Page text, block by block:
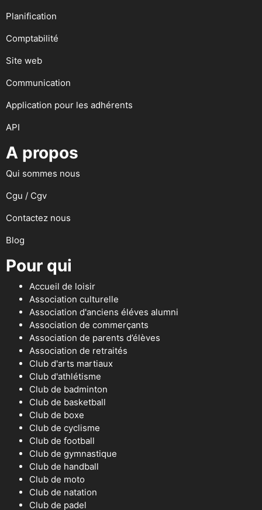
Planification
Comptabilité
Site web
Communication
Application pour les adhérents
API
A propos
Qui sommes nous
Cgu / Cgv
Contactez nous
Blog
Pour qui
Accueil de loisir
Association culturelle
Association d'anciens éléves alumni
Association de commerçants
Association de parents d’élèves
Association de retraités
Club d'arts martiaux
Club d'athlétisme
Club de badminton
Club de basketball
Club de boxe
Club de cyclisme
Club de football
Club de gymnastique
Club de handball
Club de moto
Club de natation
Club de padel